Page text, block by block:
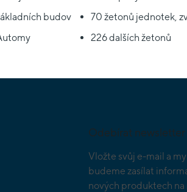
budov
70 žetonů jednotek,
226 dalších žetonů
Odebírat newsletter
Vložte svůj e-mail a
budeme zasílat
nových produktech na